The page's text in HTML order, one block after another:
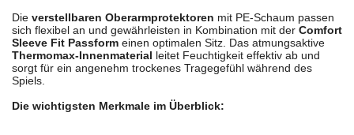
Die verstellbaren Oberarmprotektoren mit PE-Schaum passen
sich flexibel an und gewährleisten in Kombination mit der Comfort
Sleeve Fit Passform einen optimalen Sitz. Das atmungsaktive
Thermomax-Innenmaterial leitet Feuchtigkeit effektiv ab und
sorgt für ein angenehm trockenes Tragegefühl während des
Spiels.
Die wichtigsten Merkmale im Überblick: